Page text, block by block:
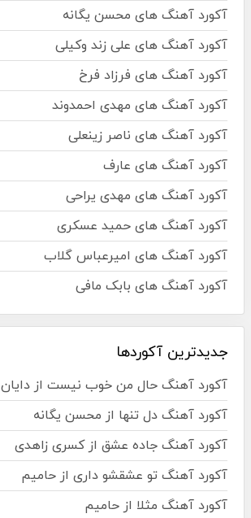
آکورد آهنگ های محسن یگانه
آکورد آهنگ های علی زند وکیلی
آکورد آهنگ های فرزاد فرخ
آکورد آهنگ های مهدی احمدوند
آکورد آهنگ های ناصر زینعلی
آکورد آهنگ های عارف
آکورد آهنگ های مهدی یراحی
آکورد آهنگ های حمید عسکری
آکورد آهنگ های امیرعباس گلاب
آکورد آهنگ های بابک مافی
جدیدترین آکوردها
آکورد آهنگ حال من خوب نیست از دایان
آکورد آهنگ دل تنها از محسن یگانه
آکورد آهنگ جاده عشق از کسری زاهدی
آکورد آهنگ تو عشقشو داری از حامیم
آکورد آهنگ مثلا از حامیم